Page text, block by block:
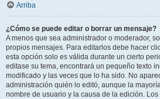
Arriba
¿Cómo se puede editar o borrar un mensaje?
A menos que sea administrador o moderador,
propios mensajes. Para editarlos debe hacer
esta opción solo es válida durante un cierto
editase su tema, encontrará un pequeño texto
modificado y las veces que lo ha sido. No
administración quién lo editó, aunque la
nombre de usuario y la causa de la edición.